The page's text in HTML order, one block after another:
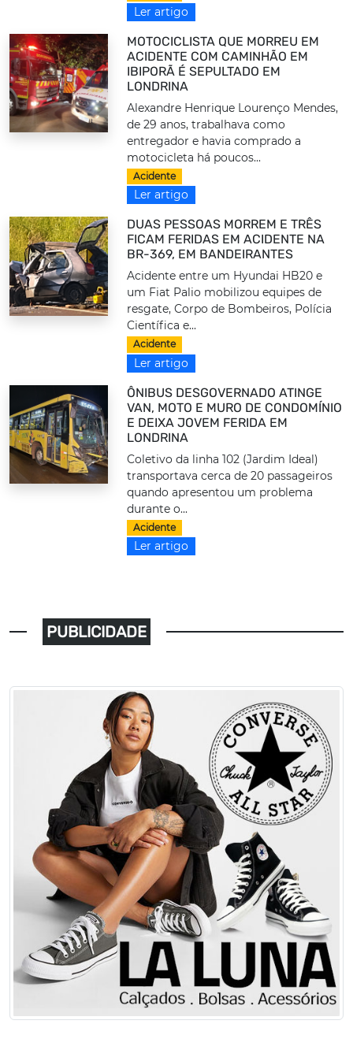
Ler artigo
MOTOCICLISTA QUE MORREU EM
ACIDENTE COM CAMINHÃO EM
IBIPORÃ É SEPULTADO EM
LONDRINA
Alexandre Henrique Lourenço Mendes,
de 29 anos, trabalhava como
entregador e havia comprado a
motocicleta há poucos...
Acidente
Ler artigo
DUAS PESSOAS MORREM E TRÊS
FICAM FERIDAS EM ACIDENTE NA
BR-369, EM BANDEIRANTES
Acidente entre um Hyundai HB20 e
um Fiat Palio mobilizou equipes de
resgate, Corpo de Bombeiros, Polícia
Científica e...
Acidente
Ler artigo
ÔNIBUS DESGOVERNADO ATINGE
VAN, MOTO E MURO DE CONDOMÍNIO
E DEIXA JOVEM FERIDA EM
LONDRINA
Coletivo da linha 102 (Jardim Ideal)
transportava cerca de 20 passageiros
quando apresentou um problema
durante o...
Acidente
Ler artigo
PUBLICIDADE